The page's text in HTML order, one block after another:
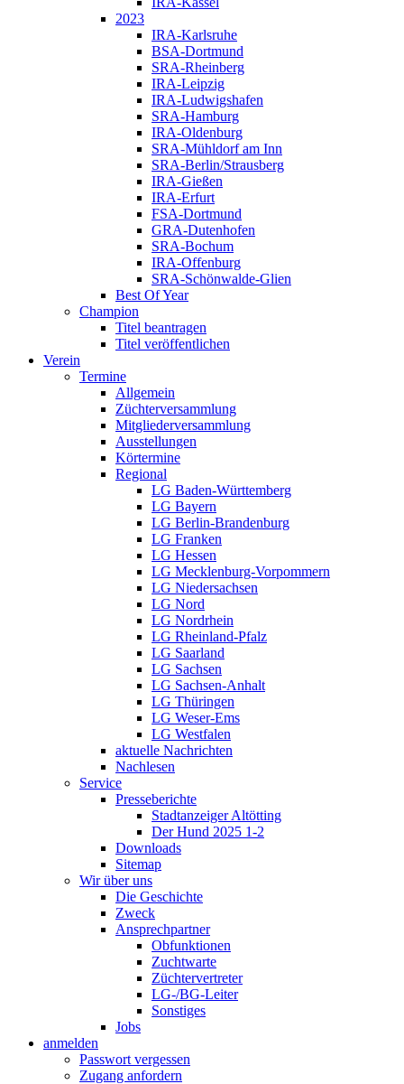
2023
IRA-Karlsruhe
BSA-Dortmund
SRA-Rheinberg
IRA-Leipzig
IRA-Ludwigshafen
SRA-Hamburg
IRA-Oldenburg
SRA-Mühldorf am Inn
SRA-Berlin/Strausberg
IRA-Gießen
IRA-Erfurt
FSA-Dortmund
GRA-Dutenhofen
SRA-Bochum
IRA-Offenburg
SRA-Schönwalde-Glien
Best Of Year
Champion
Titel beantragen
Titel veröffentlichen
Verein
Termine
Allgemein
Züchterversammlung
Mitgliederversammlung
Ausstellungen
Körtermine
Regional
LG Baden-Württemberg
LG Bayern
LG Berlin-Brandenburg
LG Franken
LG Hessen
LG Mecklenburg-Vorpommern
LG Niedersachsen
LG Nord
LG Nordrhein
LG Rheinland-Pfalz
LG Saarland
LG Sachsen
LG Sachsen-Anhalt
LG Thüringen
LG Weser-Ems
LG Westfalen
aktuelle Nachrichten
Nachlesen
Service
Presseberichte
Stadtanzeiger Altötting
Der Hund 2025 1-2
Downloads
Sitemap
Wir über uns
Die Geschichte
Zweck
Ansprechpartner
Obfunktionen
Zuchtwarte
Züchtervertreter
LG-/BG-Leiter
Sonstiges
Jobs
anmelden
Passwort vergessen
Zugang anfordern